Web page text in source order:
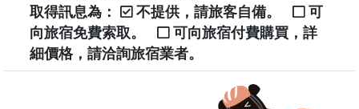
取得訊息為：
不提供，請旅客自備。
可
向旅宿免費索取。
可向旅宿付費購買，詳
細價格，請洽詢旅宿業者。